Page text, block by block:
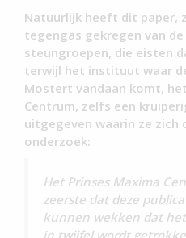
Natuurlijk heeft dit paper,
tegengas gekregen van
steungroepen, die eisten
terwijl het instituut waar
Mostert vandaan komt,
Centrum, zelfs een
uitgegeven waarin ze
onderzoek:
Het Prinses Maxima
zeerste dat deze
kunnen wekken dat
in twijfel wordt